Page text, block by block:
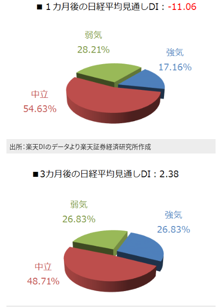
出所：楽天DIのデータより楽天証券経済研究所作成